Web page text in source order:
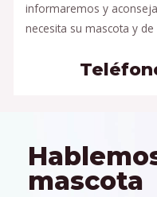
informaremos y
necesita su mascota y
mascota